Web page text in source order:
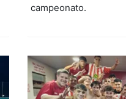
campeonato.